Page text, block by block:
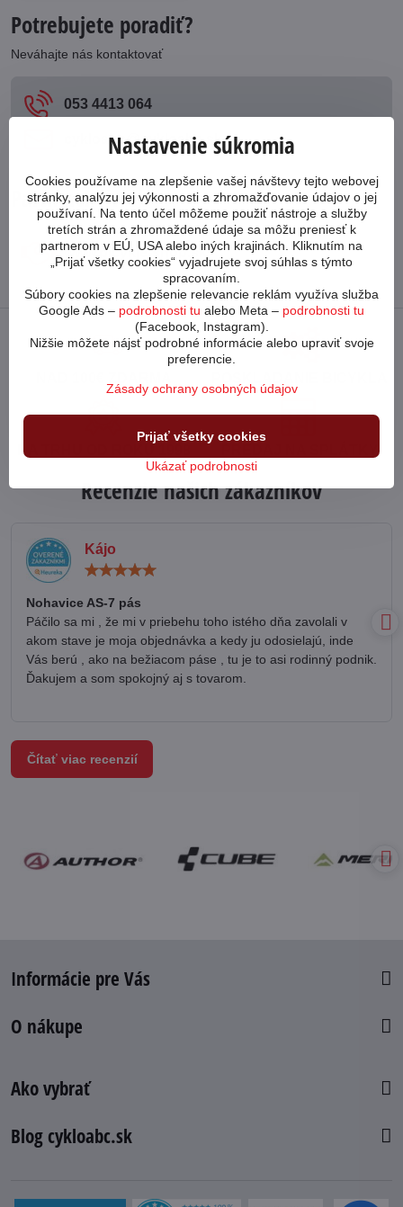
Potrebujete poradiť?
Neváhajte nás kontaktovať
053 4413 064
cykloabc​@cykloabc​.sk
Partnerský web
www​.bicykle-shop​.sk
NA TRHU OD ROKU 1998
Recenzie našich zákazníkov
Kájo
Nohavice AS-7 pás
Páčilo sa mi , že mi v priebehu toho istého dňa zavolali v
akom stave je moja objednávka a kedy ju odosielajú, inde
Vás berú , ako na bežiacom páse , tu je to asi rodinný podnik.
Ďakujem a som spokojný aj s tovarom.
Čítať viac recenzií
Informácie pre Vás
O nákupe
Ako vybrať
Blog cykloabc.sk
Nastavenie súkromia
Cookies používame na zlepšenie vašej návštevy tejto webovej
stránky, analýzu jej výkonnosti a zhromažďovanie údajov o jej
používaní. Na tento účel môžeme použiť nástroje a služby
tretích strán a zhromaždené údaje sa môžu preniesť k
partnerom v EÚ, USA alebo iných krajinách. Kliknutím na
„Prijať všetky cookies“ vyjadrujete svoj súhlas s týmto
spracovaním.
Súbory cookies na zlepšenie relevancie reklám využíva služba
Google Ads – podrobnosti tu alebo Meta – podrobnosti tu
(Facebook, Instagram).
Nižšie môžete nájsť podrobné informácie alebo upraviť svoje
preferencie.
Zásady ochrany osobných údajov
Ukázať podrobnosti
Prijať všetky cookies